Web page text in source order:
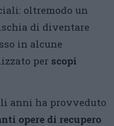
oltremodo un
di diventare
in alcune
per scopi
anni ha provveduto
opere di recupero